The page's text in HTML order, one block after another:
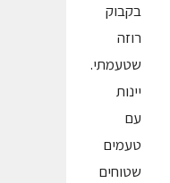
בקבוק
רוזה
שטעמתי.
יינות
עם
טעמים
שטוחים